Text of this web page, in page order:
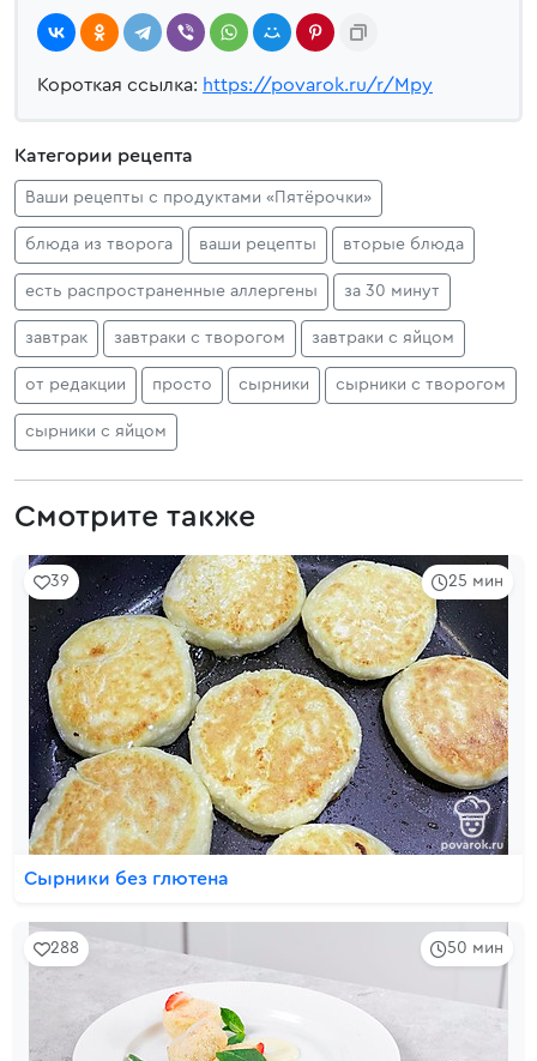
Короткая ссылка: https://povarok.ru/r/Mpy
Категории рецепта
Ваши рецепты с продуктами «Пятёрочки»
блюда из творога ваши рецепты вторые блюда
есть распространенные аллергены за 30 минут
завтрак завтраки с творогом завтраки с яйцом
от редакции просто сырники сырники с творогом
сырники с яйцом
Смотрите также
25 мин
39
Сырники без глютена
50 мин
288